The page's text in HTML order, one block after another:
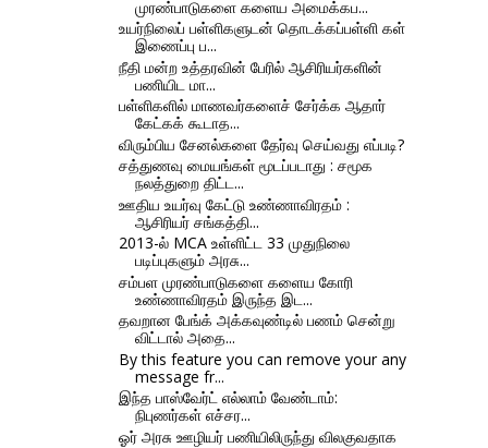
முரண்பாடுகளை களைய அமைக்கப...
உயர்நிலைப் பள்ளிகளுடன் தொடக்கப்பள்ளி கள்
இணைப்பு ப...
நீதி மன்ற உத்தரவின் பேரில் ஆசிரியர்களின்
பணியிட மா...
பள்ளிகளில் மாணவர்களைச் சேர்க்க ஆதார்
கேட்கக் கூடாத...
விரும்பிய சேனல்களை தேர்வு செய்வது எப்படி?
சத்துணவு மையங்கள் மூடப்படாது : சமூக
நலத்துறை திட்ட...
ஊதிய உயர்வு கேட்டு உண்ணாவிரதம் :
ஆசிரியர் சங்கத்தி...
2013-ல் MCA உள்ளிட்ட 33 முதுநிலை
படிப்புகளும் அரசு...
சம்பள முரண்பாடுகளை களைய கோரி
உண்ணாவிரதம் இருந்த இட...
தவறான பேங்க் அக்கவுண்டில் பணம் சென்று
விட்டால் அதை...
By this feature you can remove your any
message fr...
இந்த பாஸ்வேர்ட் எல்லாம் வேண்டாம்:
நிபுணர்கள் எச்சர...
ஓர் அரசு ஊழியர் பணியிலிருந்து விலகுவதாக